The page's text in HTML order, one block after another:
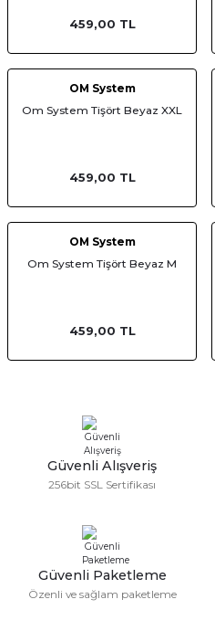
459,00 TL
OM System
Om System Tişört Beyaz XXL
459,00 TL
OM System
Om System Tişört Beyaz M
459,00 TL
Güvenli Alışveriş
256bit SSL Sertifikası
Güvenli Paketleme
Özenli ve sağlam paketleme